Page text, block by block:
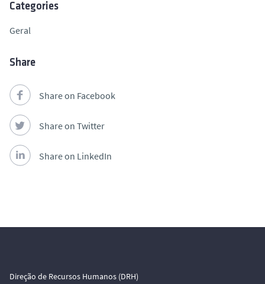
Categories
Geral
Share
Share on Facebook
Share on Twitter
Share on LinkedIn
Direção de Recursos Humanos (DRH)